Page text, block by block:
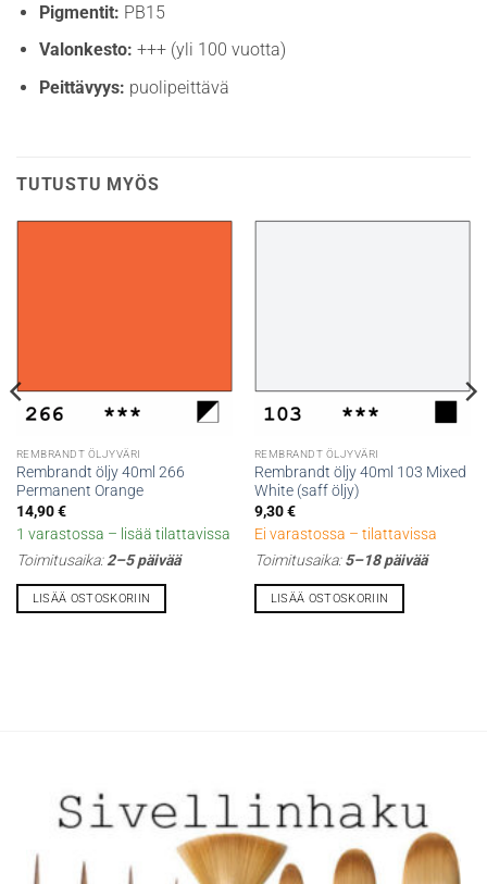
Pigmentit: PB15
Valonkesto: +++ (yli 100 vuotta)
Peittävyys: puolipeittävä
TUTUSTU MYÖS
REMBRANDT ÖLJYVÄRI
Rembrandt öljy 40ml 266
Permanent Orange
14,90€
1 varastossa – lisää tilattavissa
Toimitusaika:2–5 päivää
LISÄÄ OSTOSKORIIN
REMBRANDT ÖLJYVÄRI
Rembrandt öljy 40ml 103 Mixed
White (saff öljy)
9,30€
Ei varastossa – tilattavissa
Toimitusaika:5–18 päivää
LISÄÄ OSTOSKORIIN